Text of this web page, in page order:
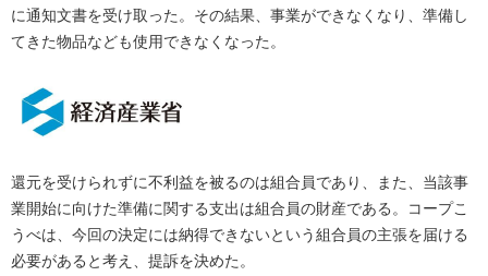
に通知文書を受け取った。その結果、事業ができなくなり、準備し
てきた物品なども使用できなくなった。
還元を受けられずに不利益を被るのは組合員であり、また、当該事
業開始に向けた準備に関する支出は組合員の財産である。コープこ
うべは、今回の決定には納得できないという組合員の主張を届ける
必要があると考え、提訴を決めた。